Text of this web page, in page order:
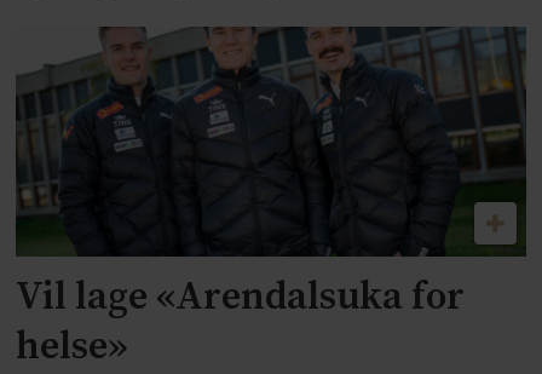
Vil lage «Arendalsuka for
helse»